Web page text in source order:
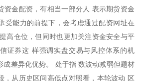
资金配资，有相当一部分人 表示期货资金
受能力的前提下，会考虑通过配资网址在
高仓位，但同时也更加关注资金安全与平
证券这 样强调实盘交易与风控体系的机
成差异化优势。 处于指 数波动减弱但题材
，从历史区间高低点对照看，本轮波动 区